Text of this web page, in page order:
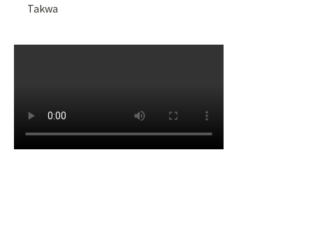
Takwa